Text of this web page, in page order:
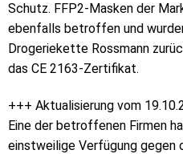
Schutz. FFP2-Masken der
ebenfalls betroffen und
Drogeriekette Rossmann
das CE 2163-Zertifikat.
+++ Aktualisierung vom
Eine der betroffenen Firmen
einstweilige Verfügung gegen